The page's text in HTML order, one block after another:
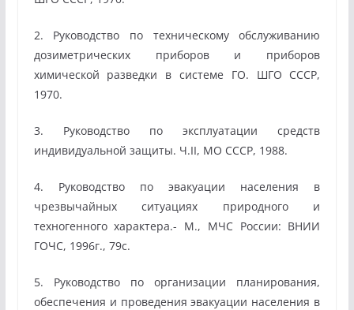
2. Руководство по техническому обслуживанию
дозиметрических приборов и приборов
химической разведки в системе ГО. ШГО СССР,
1970.
3. Руководство по эксплуатации средств
индивидуальной защиты. Ч.II, МО СССР, 1988.
4. Руководство по эвакуации населения в
чрезвычайных ситуациях природного и
техногенного характера.- М., МЧС России: ВНИИ
ГОЧС, 1996г., 79с.
5. Руководство по организации планирования,
обеспечения и проведения эвакуации населения в